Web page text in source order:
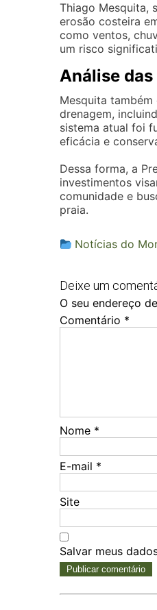
Thiago Mesquita,
erosão costeira
como ventos,
um risco
Análise
Mesquita
drenagem,
sistema atual foi
eficácia e
Dessa forma, a
investimentos
comunidade e
praia.
Notícias do
Deixe um
O seu endereço
Comentário *
Nome *
E-mail *
Site
Salvar meus